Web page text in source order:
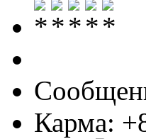
Карма: